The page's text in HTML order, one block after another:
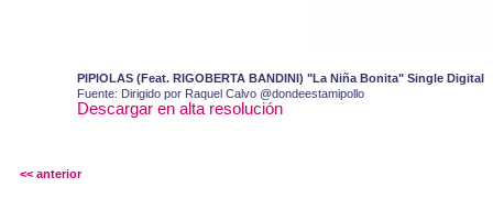
PIPIOLAS (Feat. RIGOBERTA BANDINI) "La Niña Bonita" Single Digital
Fuente: Dirigido por Raquel Calvo @dondeestamipollo
Descargar en alta resolución
<< anterior